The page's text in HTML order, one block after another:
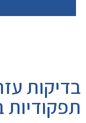
בדיקות